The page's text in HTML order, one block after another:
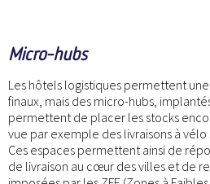
Micro-hubs
Les hôtels logistiques permettent
finaux, mais des micro-hubs,
permettent de placer les stocks
vue par exemple des livraisons à
Ces espaces permettent ainsi de
de livraison au cœur des villes et de